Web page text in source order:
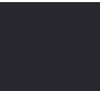
à partir de
à